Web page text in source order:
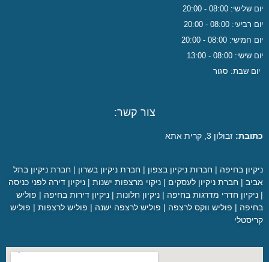
יום שלישי: 08:00 - 20:00
יום רביעי: 08:00 - 20:00
יום חמישי: 08:00 - 20:00
יום שישי: 08:00 - 13:00
יום שבת: סגור
צור קשר:
כתובת: זבולון 3, קרית אתא
ניקיון בחיפה | חברות ניקיון בצפון | חברת ניקיון בשרון | חברת ניקיון בתל
אביב | חברת ניקיון לעסקים | ניקוי מרצפות ישנות | ניקיון דירה לפני כניסה
| ניקיון חדרי מדרגות בחיפה | ניקיון חלונות | ניקיון דירות בחיפה | פוליש
בחיפה | פוליש ווקס לרצפה | פוליש לרצפה ישנה | פוליש לרצפות | פוליש
קריסטלי